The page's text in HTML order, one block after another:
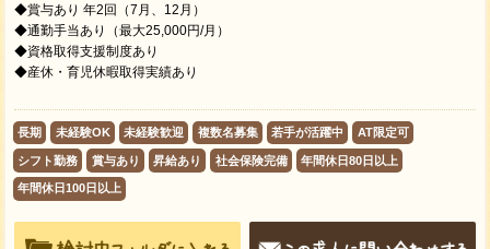
◆賞与あり 年2回（7月、12月）
◆通勤手当あり（最大25,000円/月）
◆資格取得支援制度あり
◆産休・育児休暇取得実績あり
長期 未経験OK 未経験歓迎 複数名募集 若手が活躍中 AT限定可
シフト勤務 賞与あり 昇給あり 社会保険完備 年間休日80日以上
年間休日100日以上